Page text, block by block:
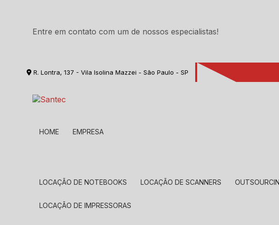
Entre em contato com um de nossos especialistas!
R. Lontra, 137 - Vila Isolina Mazzei - São Paulo - SP
HOME EMPRESA
LOCAÇÃO DE NOTEBOOKS LOCAÇÃO DE SCANNERS
LOCAÇÃO DE IMPRESSORAS